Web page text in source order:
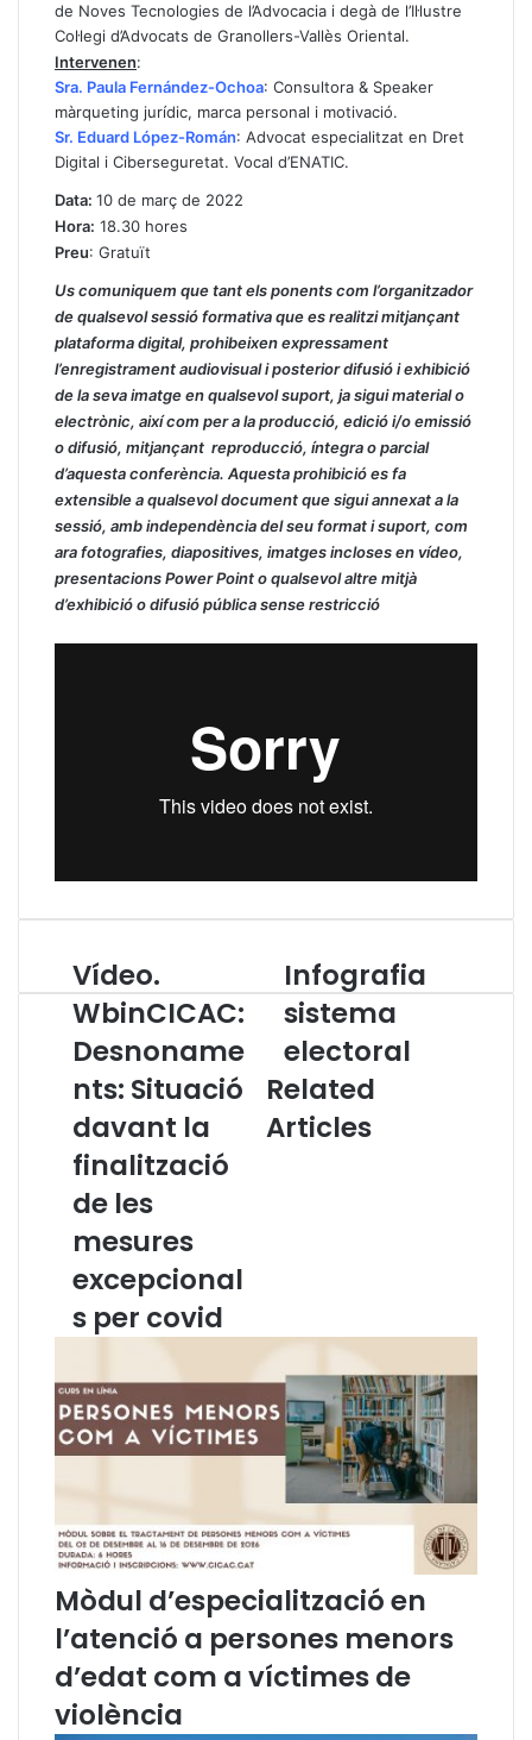
de Noves Tecnologies de l’Advocacia i degà de l’Il·lustre
Col·legi d’Advocats de Granollers-Vallès Oriental.
Intervenen:
Sra. Paula Fernández-Ochoa: Consultora & Speaker
màrqueting jurídic, marca personal i motivació.
Sr. Eduard López-Román: Advocat especialitzat en Dret
Digital i Ciberseguretat. Vocal d’ENATIC.
Data: 10 de març de 2022
Hora: 18.30 hores
Preu: Gratuït
Us comuniquem que tant els ponents com l’organitzador
de qualsevol sessió formativa que es realitzi mitjançant
plataforma digital, prohibeixen expressament
l’enregistrament audiovisual i posterior difusió i exhibició
de la seva imatge en qualsevol suport, ja sigui material o
electrònic, així com per a la producció, edició i/o emissió
o difusió, mitjançant reproducció, íntegra o parcial
d’aquesta conferència. Aquesta prohibició es fa
extensible a qualsevol document que sigui annexat a la
sessió, amb independència del seu format i suport, com
ara fotografies, diapositives, imatges incloses en vídeo,
presentacions Power Point o qualsevol altre mitjà
d’exhibició o difusió pública sense restricció
V
í
d
e
o
W
b
i
C
I
A
C
:
e
s
n
m
e
n
t
s
:
Vídeo.
WbinCICAC:
Desnoname
nts: Situació
davant la
finalització
de les
mesures
excepcional
s per covid
I
n
f
o
g
r
a
f
m
e
l
c
r
l
Infografia
sistema
electoral
Related
Articles
Mòdul d’especialització en
l’atenció a persones menors
d’edat com a víctimes de
violència